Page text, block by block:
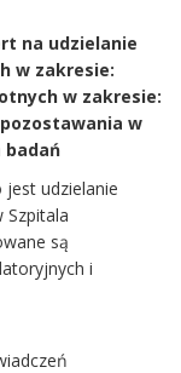
na udzielanie
w zakresie:
w zakresie:
pozostawania w
badań
udzielanie
są
i